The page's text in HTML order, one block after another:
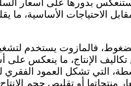
ستنعكس بدورها على أسعار
الاحتياجات الأساسية، ما
فالمازوت يستخدم
الإنتاج، ما ينعكس على
التي تشكل العمود الفقري
أو تقليص حجم